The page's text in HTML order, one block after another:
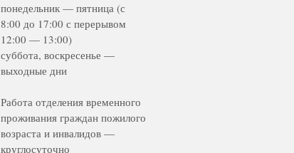
понедельник — пятница (с
8:00 до 17:00 с перерывом
12:00 — 13:00)
суббота, воскресенье —
выходные дни
Работа отделения временного
проживания граждан пожилого
возраста и инвалидов —
круглосуточно